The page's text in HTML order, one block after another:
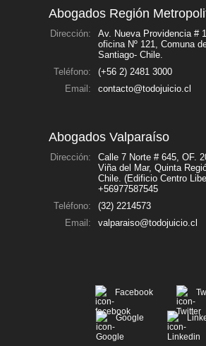
Abogados Región
Dirección:
Av. Nueva Providencia #
oficina Nº 121, Comuna
Santiago- Chile.
Teléfono:
(+56 2) 2481 3000
Email:
contacto@todojuicio.cl
Abogados Valparaíso
Dirección:
Calle 7 Norte # 645, OF.
Viña del Mar, Quinta
Chile. (Edificio Centro
+56977587545
Teléfono:
(32) 2214573
Email:
valparaiso@todojuicio.cl
Facebook
Google